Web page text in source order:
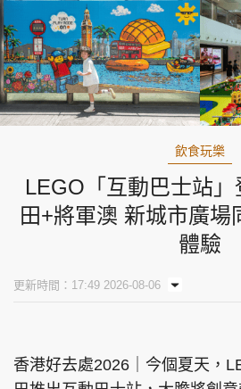
飲食玩樂
LEGO「互動巴士站
田+將軍澳 新城市廣場
體驗
更新時間：17:49 2026-08-06
香港好去處2026｜今個夏天，